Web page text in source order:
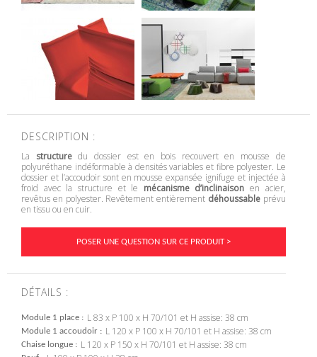
DESCRIPTION :
La structuredu dossier est en bois recouvert en mousse de
polyuréthane indéformable à densités variables et fibre polyester. Le
dossier et l’accoudoir sont en mousse expansée ignifuge et injectée à
froid avec la structure et le mécanisme d’inclinaison en acier,
revêtus en polyester. Revêtement entièrement déhoussableprévu
en tissu ou en cuir.
POSER UNE QUESTION SUR CE PRODUIT >
DÉTAILS :
Module 1 place L 83 x P 100 x H 70/101 et H assise: 38 cm
Module 1 accoudoir L 120 x P 100 x H 70/101 et H assise: 38 cm
Chaise longue L 120 x P 150 x H 70/101 et H assise: 38 cm